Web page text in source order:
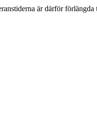
är därför